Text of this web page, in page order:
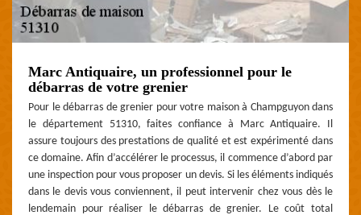
Marc Antiquaire, un professionnel pour le
débarras de votre grenier
Pour le débarras de grenier pour votre maison à Champguyon dans
le département 51310, faites confiance à Marc Antiquaire. Il
assure toujours des prestations de qualité et est expérimenté dans
ce domaine. Afin d’accélérer le processus, il commence d’abord par
une inspection pour vous proposer un devis. Si les éléments indiqués
dans le devis vous conviennent, il peut intervenir chez vous dès le
lendemain pour réaliser le débarras de grenier. Le coût total